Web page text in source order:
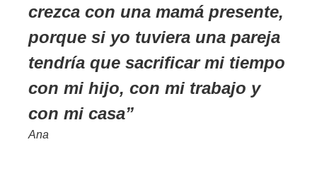
crezca con una mamá presente,
porque si yo tuviera una pareja
tendría que sacrificar mi tiempo
con mi hijo, con mi trabajo y
con mi casa
Ana